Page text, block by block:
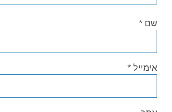
שם *
אימייל *